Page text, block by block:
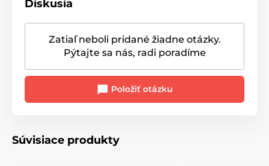
Diskusia
Zatiaľ neboli pridané žiadne otázky.
Pýtajte sa nás, radi poradíme
Položiť otázku
Súvisiace produkty